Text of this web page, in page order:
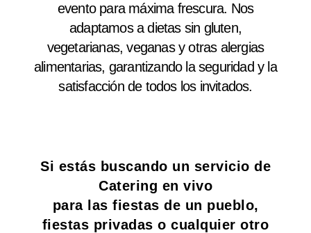
evento para máxima frescura. Nos
adaptamos a dietas sin gluten,
vegetarianas, veganas y otras alergias
alimentarias, garantizando la seguridad y la
satisfacción de todos los invitados.
Si estás buscando un servicio de
Catering en vivo
para las fiestas de un pueblo,
fiestas privadas o cualquier otro